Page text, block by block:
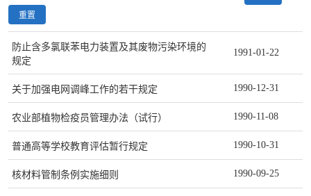
重置
防止含多氯联苯电力装置及其废物污染环境的
规定
1991-01-22
关于加强电网调峰工作的若干规定 1990-12-31
农业部植物检疫员管理办法（试行） 1990-11-08
普通高等学校教育评估暂行规定 1990-10-31
核材料管制条例实施细则 1990-09-25